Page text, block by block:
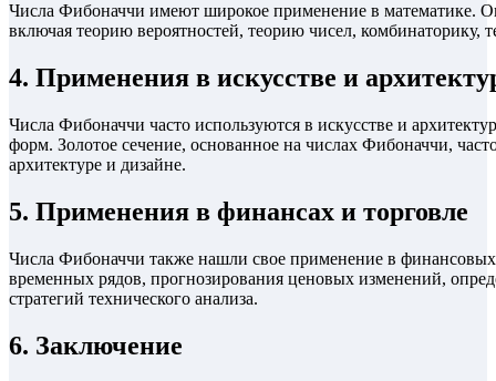
Числа Фибоначчи имеют широкое применение в математике.
включая теорию вероятностей, теорию чисел,
4. Применения в искусстве и
Числа Фибоначчи часто используются в искусстве и
форм. Золотое сечение, основанное на числах Фибоначчи,
архитектуре и дизайне.
5. Применения в финансах и торговле
Числа Фибоначчи также нашли свое применение в
временных рядов, прогнозирования ценовых изменений,
стратегий технического анализа.
6. Заключение